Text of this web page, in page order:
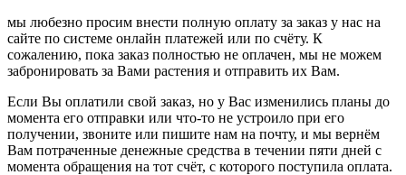
мы любезно просим внести полную оплату за заказ у нас на
сайте по системе онлайн платежей или по счёту. К
сожалению, пока заказ полностью не оплачен, мы не можем
забронировать за Вами растения и отправить их Вам.
Если Вы оплатили свой заказ, но у Вас изменились планы до
момента его отправки или что-то не устроило при его
получении, звоните или пишите нам на почту, и мы вернём
Вам потраченные денежные средства в течении пяти дней с
момента обращения на тот счёт, с которого поступила оплата.